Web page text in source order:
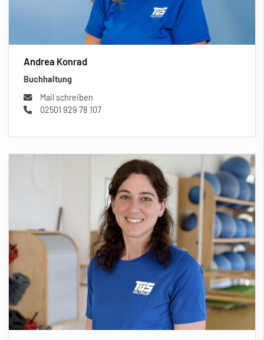
Andrea Konrad
Buchhaltung
Mail schreiben
02501 929 78 107